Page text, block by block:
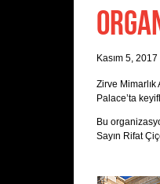
Kasım 5, 2017
Zirve Mimarlık
Palace’ta
Bu
Sayın Rifat